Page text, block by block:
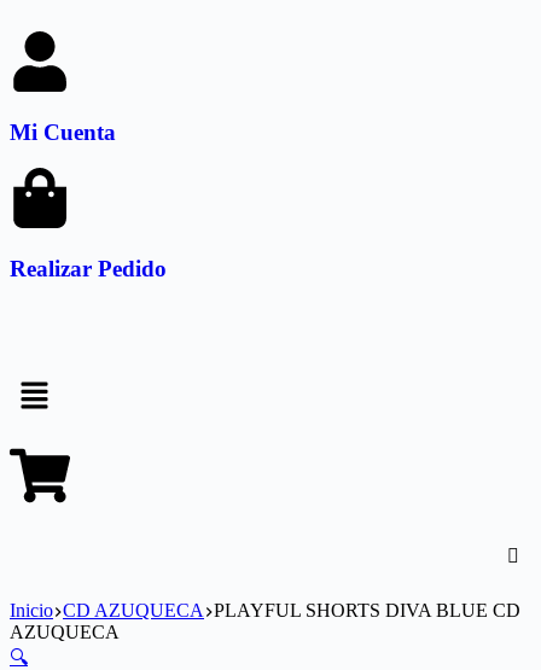
Mi Cuenta
Realizar Pedido
Inicio CD AZUQUECA PLAYFUL SHORTS DIVA BLUE CD
AZUQUECA
🔍